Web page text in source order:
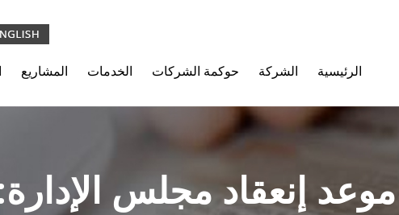
المشاريع الخدمات حوكمة الشركات الشركة الرئيسية
إنعقاد مجلس